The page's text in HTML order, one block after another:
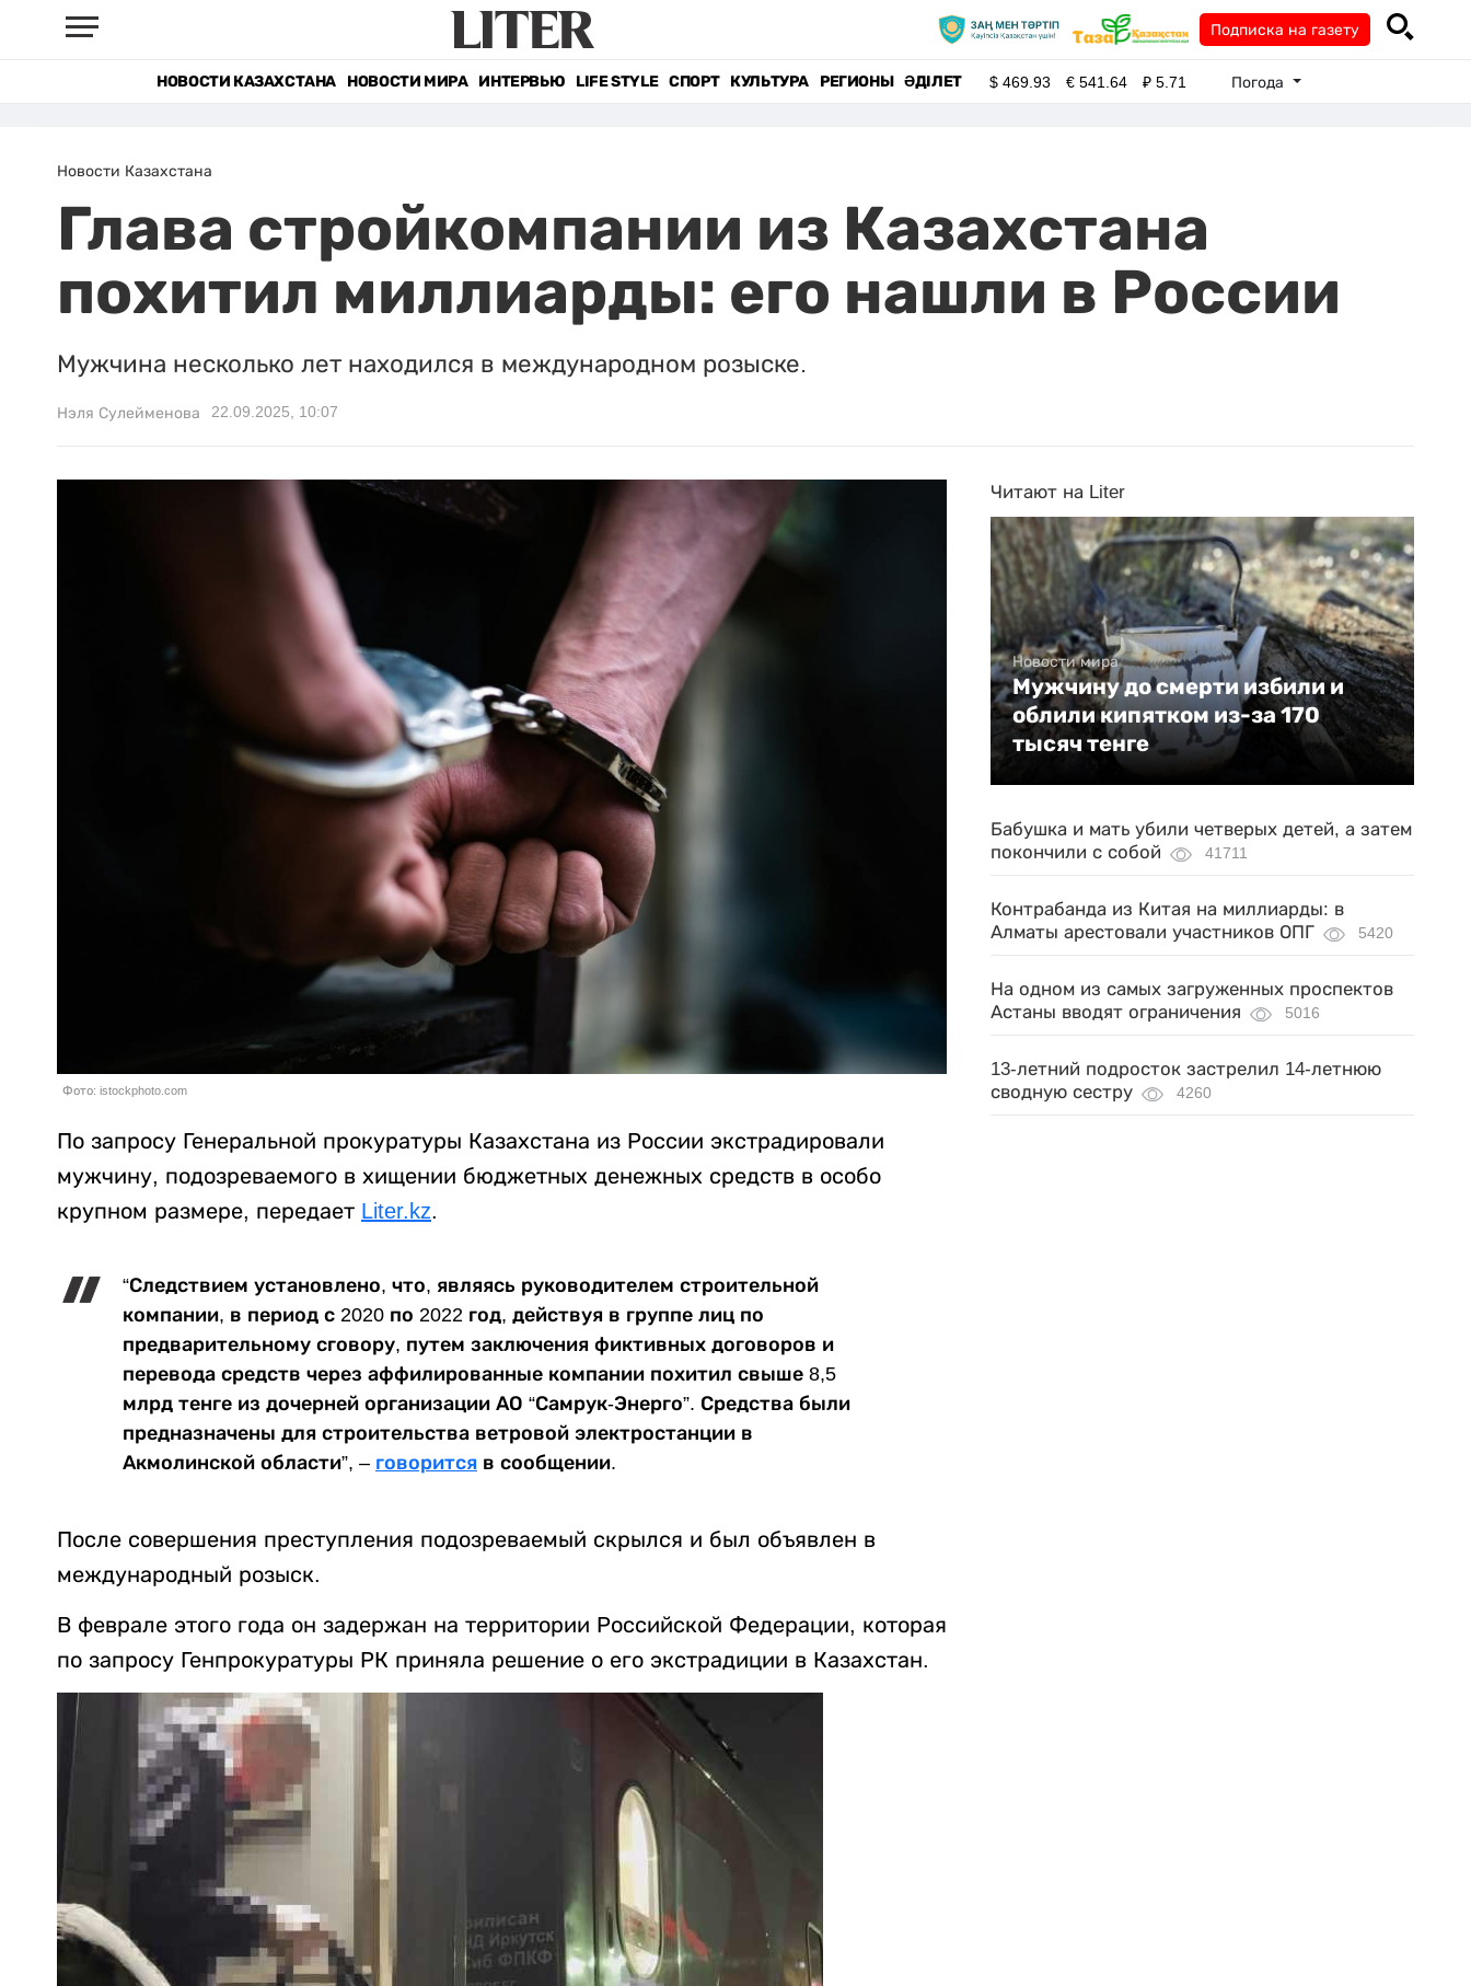
Подписка на газету
НОВОСТИ КАЗАХСТАНА НОВОСТИ МИРА ИНТЕРВЬЮ LIFE STYLE СПОРТ КУЛЬТУРА РЕГИОНЫ ӘДІЛЕТ $469.93 €541.64 ₽5.71 Погода
Новости Казахстана
Глава стройкомпании из Казахстана
похитил миллиарды: его нашли в России
Мужчина несколько лет находился в международном розыске.
Нэля Сулейменова 22.09.2025, 10:07
Фото: istockphoto.com
По запросу Генеральной прокуратуры Казахстана из России экстрадировали
мужчину, подозреваемого в хищении бюджетных денежных средств в особо
крупном размере, передает Liter.kz.
“Следствием установлено, что, являясь руководителем строительной
компании, в период с 2020 по 2022 год, действуя в группе лиц по
предварительному сговору, путем заключения фиктивных договоров и
перевода средств через аффилированные компании похитил свыше 8,5
млрд тенге из дочерней организации АО “Самрук-Энерго”. Средства были
предназначены для строительства ветровой электростанции в
Акмолинской области”, – говорится в сообщении.
После совершения преступления подозреваемый скрылся и был объявлен в
международный розыск.
В феврале этого года он задержан на территории Российской Федерации, которая
по запросу Генпрокуратуры РК приняла решение о его экстрадиции в Казахстан.
Читают на Liter
Новости мира
Мужчину до смерти избили и
облили кипятком из-за 170
тысяч тенге
Бабушка и мать убили четверых детей, а затем
покончили с собой
41711
Контрабанда из Китая на миллиарды: в
Алматы арестовали участников ОПГ
5420
На одном из самых загруженных проспектов
Астаны вводят ограничения
5016
13-летний подросток застрелил 14-летнюю
сводную сестру
4260